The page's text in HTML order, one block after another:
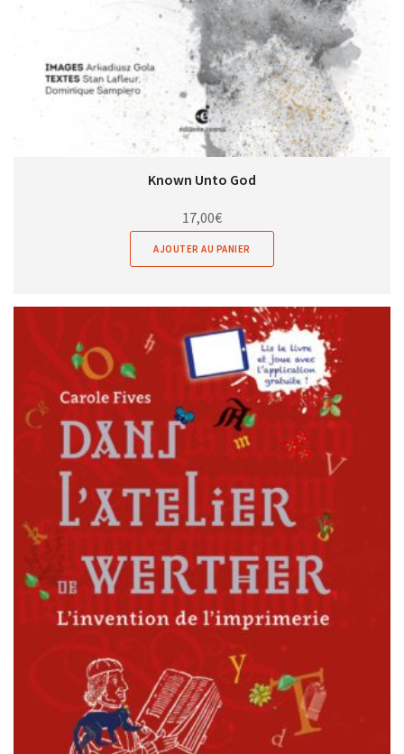
Known Unto God
17,00€
AJOUTER AU PANIER